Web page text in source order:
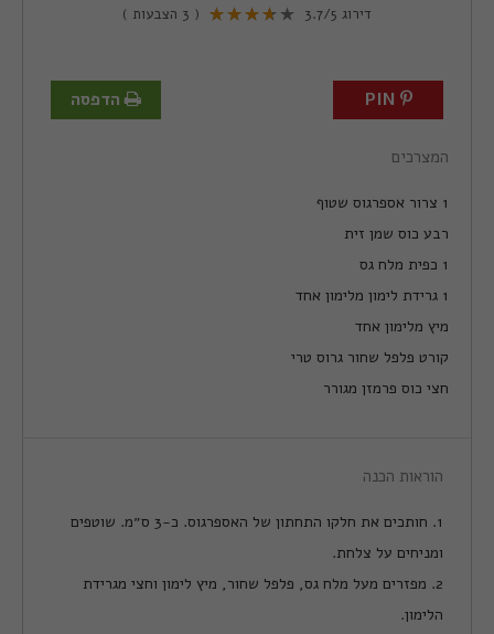
דירוג 3.7/5
(
3 הצבעות )
הדפסה
המצרכים
1 צרור אספרגוס שטוף
רבע כוס שמן זית
1 כפית מלח גס
1 גרידת לימון מלימון אחד
מיץ מלימון אחד
קורט פלפל שחור גרוס טרי
חצי כוס פרמזן מגורר
הוראות הכנה
1. חותכים את חלקו התחתון של האספרגוס. כ-3 ס״מ. שוטפים
ומניחים על צלחת.
2. מפזרים מעל מלח גס, פלפל שחור, מיץ לימון וחצי מגרידת
הלימון.